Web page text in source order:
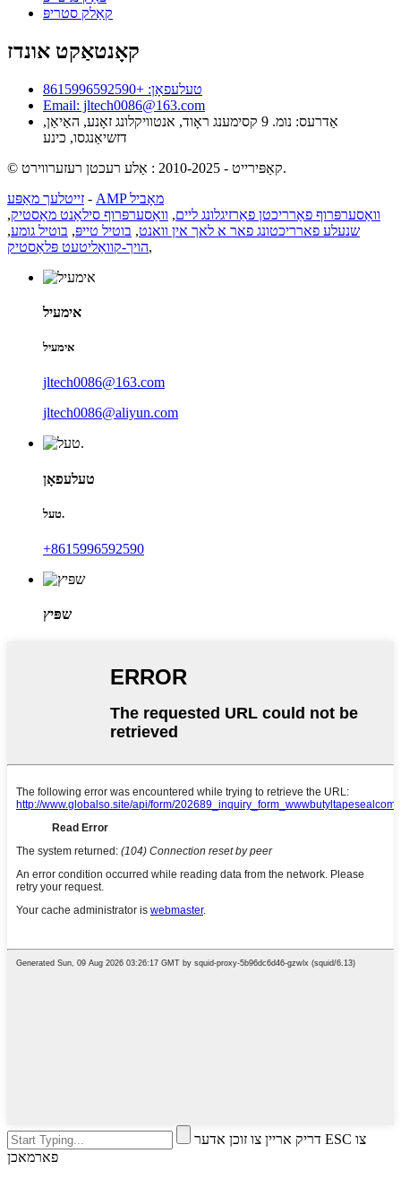
קאַלק סטריפּ
קאָנטאַקט אונדז
טעלעפאָן: +8615996592590
Email: jltech0086@163.com
אַדרעס: נומ. 9 קסימענג ראָוד, אנטוויקלונג זאָנע, האַיאַן,
דזשיאַנגסו, כינע
© קאַפּירייט - 2010-2025 : אַלע רעכטן רעזערווירט.
זייטלעך מאַפּע -
AMP מאָביל
וואַסערפּרוף פאַרריכטן פאַרזיגלונג ליים, וואַסערפּרוף סילאַנט מאַסטיק,
שנעלע פארריכטונג פאר א לאך אין וואנט, בוטיל טייפּ, בוטיל גומע,
הויך-קוואַליטעט פּלאַסטיק,
אימעיל
אימעיל
jltech0086@163.com
jltech0086@aliyun.com
טעלעפאָן
טעל.
+8615996592590
שפּיץ
דריק אריין צו זוכן אדער ESC צו
פארמאכן